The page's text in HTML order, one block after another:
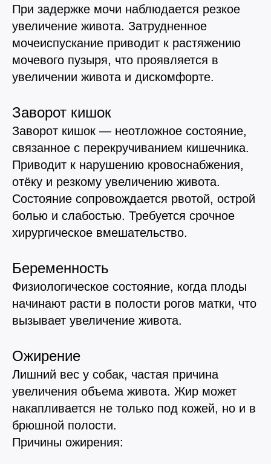
При задержке мочи наблюдается резкое
увеличение живота. Затрудненное
мочеиспускание приводит к растяжению
мочевого пузыря, что проявляется в
увеличении живота и дискомфорте.
Заворот кишок
Заворот кишок — неотложное состояние,
связанное с перекручиванием кишечника.
Приводит к нарушению кровоснабжения,
отёку и резкому увеличению живота.
Состояние сопровождается рвотой, острой
болью и слабостью. Требуется срочное
хирургическое вмешательство.
Беременность
Физиологическое состояние, когда плоды
начинают расти в полости рогов матки, что
вызывает увеличение живота.
Ожирение
Лишний вес у собак, частая причина
увеличения объема живота. Жир может
накапливается не только под кожей, но и в
брюшной полости.
Причины ожирения: